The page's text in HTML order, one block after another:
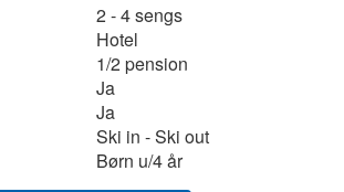
2 - 4 sengs
Hotel
1/2 pension
Ja
Ja
Ski in - Ski out
Børn u/4 år